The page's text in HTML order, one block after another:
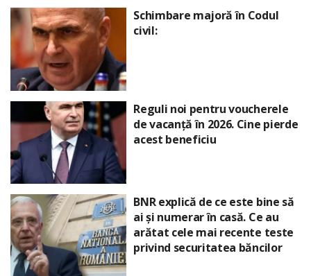
Schimbare majoră în Codul
civil:
Reguli noi pentru voucherele
de vacanță în 2026. Cine pierde
acest beneficiu
BNR explică de ce este bine să
ai și numerar în casă. Ce au
arătat cele mai recente teste
privind securitatea băncilor